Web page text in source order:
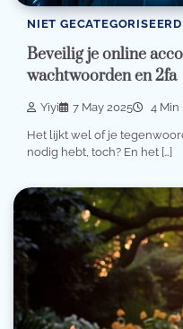
NIET GECATEGORISEERD
Beveilig je online
wachtwoorden en 2fa
Yiyi 7 May 2025 4 Min
Het lijkt wel of je
nodig hebt, toch? En het […]